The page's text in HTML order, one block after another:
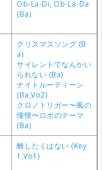
Ob-La-Di, Ob-La-Da
(Ba)
クリスマスソング (B
a)
サイレントでなんかい
られない (Ba)
ナイトルーティーン
(Ba,Vo2)
クロノトリガー〜風の
憧憬〜ロボのテーマ
(Ba)
離したくはない (Key
1,Vo1)